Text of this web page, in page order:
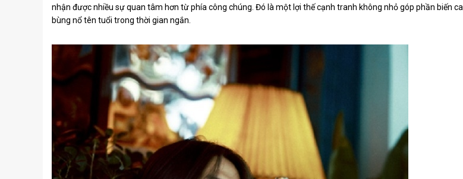
nhận được nhiều sự quan tâm hơn từ phía công chúng. Đó là một lợi thế cạnh tranh không nhỏ góp phần biến
bùng nổ tên tuổi trong thời gian ngắn.